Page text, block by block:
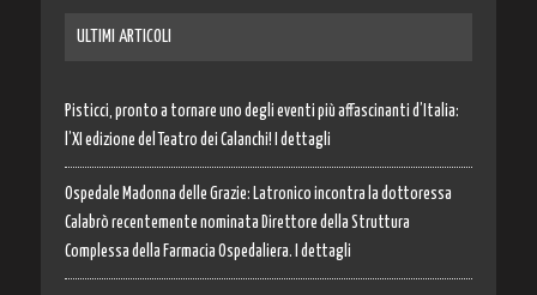
ULTIMI ARTICOLI
Pisticci, pronto a tornare uno degli eventi più affascinanti d’Italia:
l’XI edizione del Teatro dei Calanchi! I dettagli
Ospedale Madonna delle Grazie: Latronico incontra la dottoressa
Calabrò recentemente nominata Direttore della Struttura
Complessa della Farmacia Ospedaliera. I dettagli